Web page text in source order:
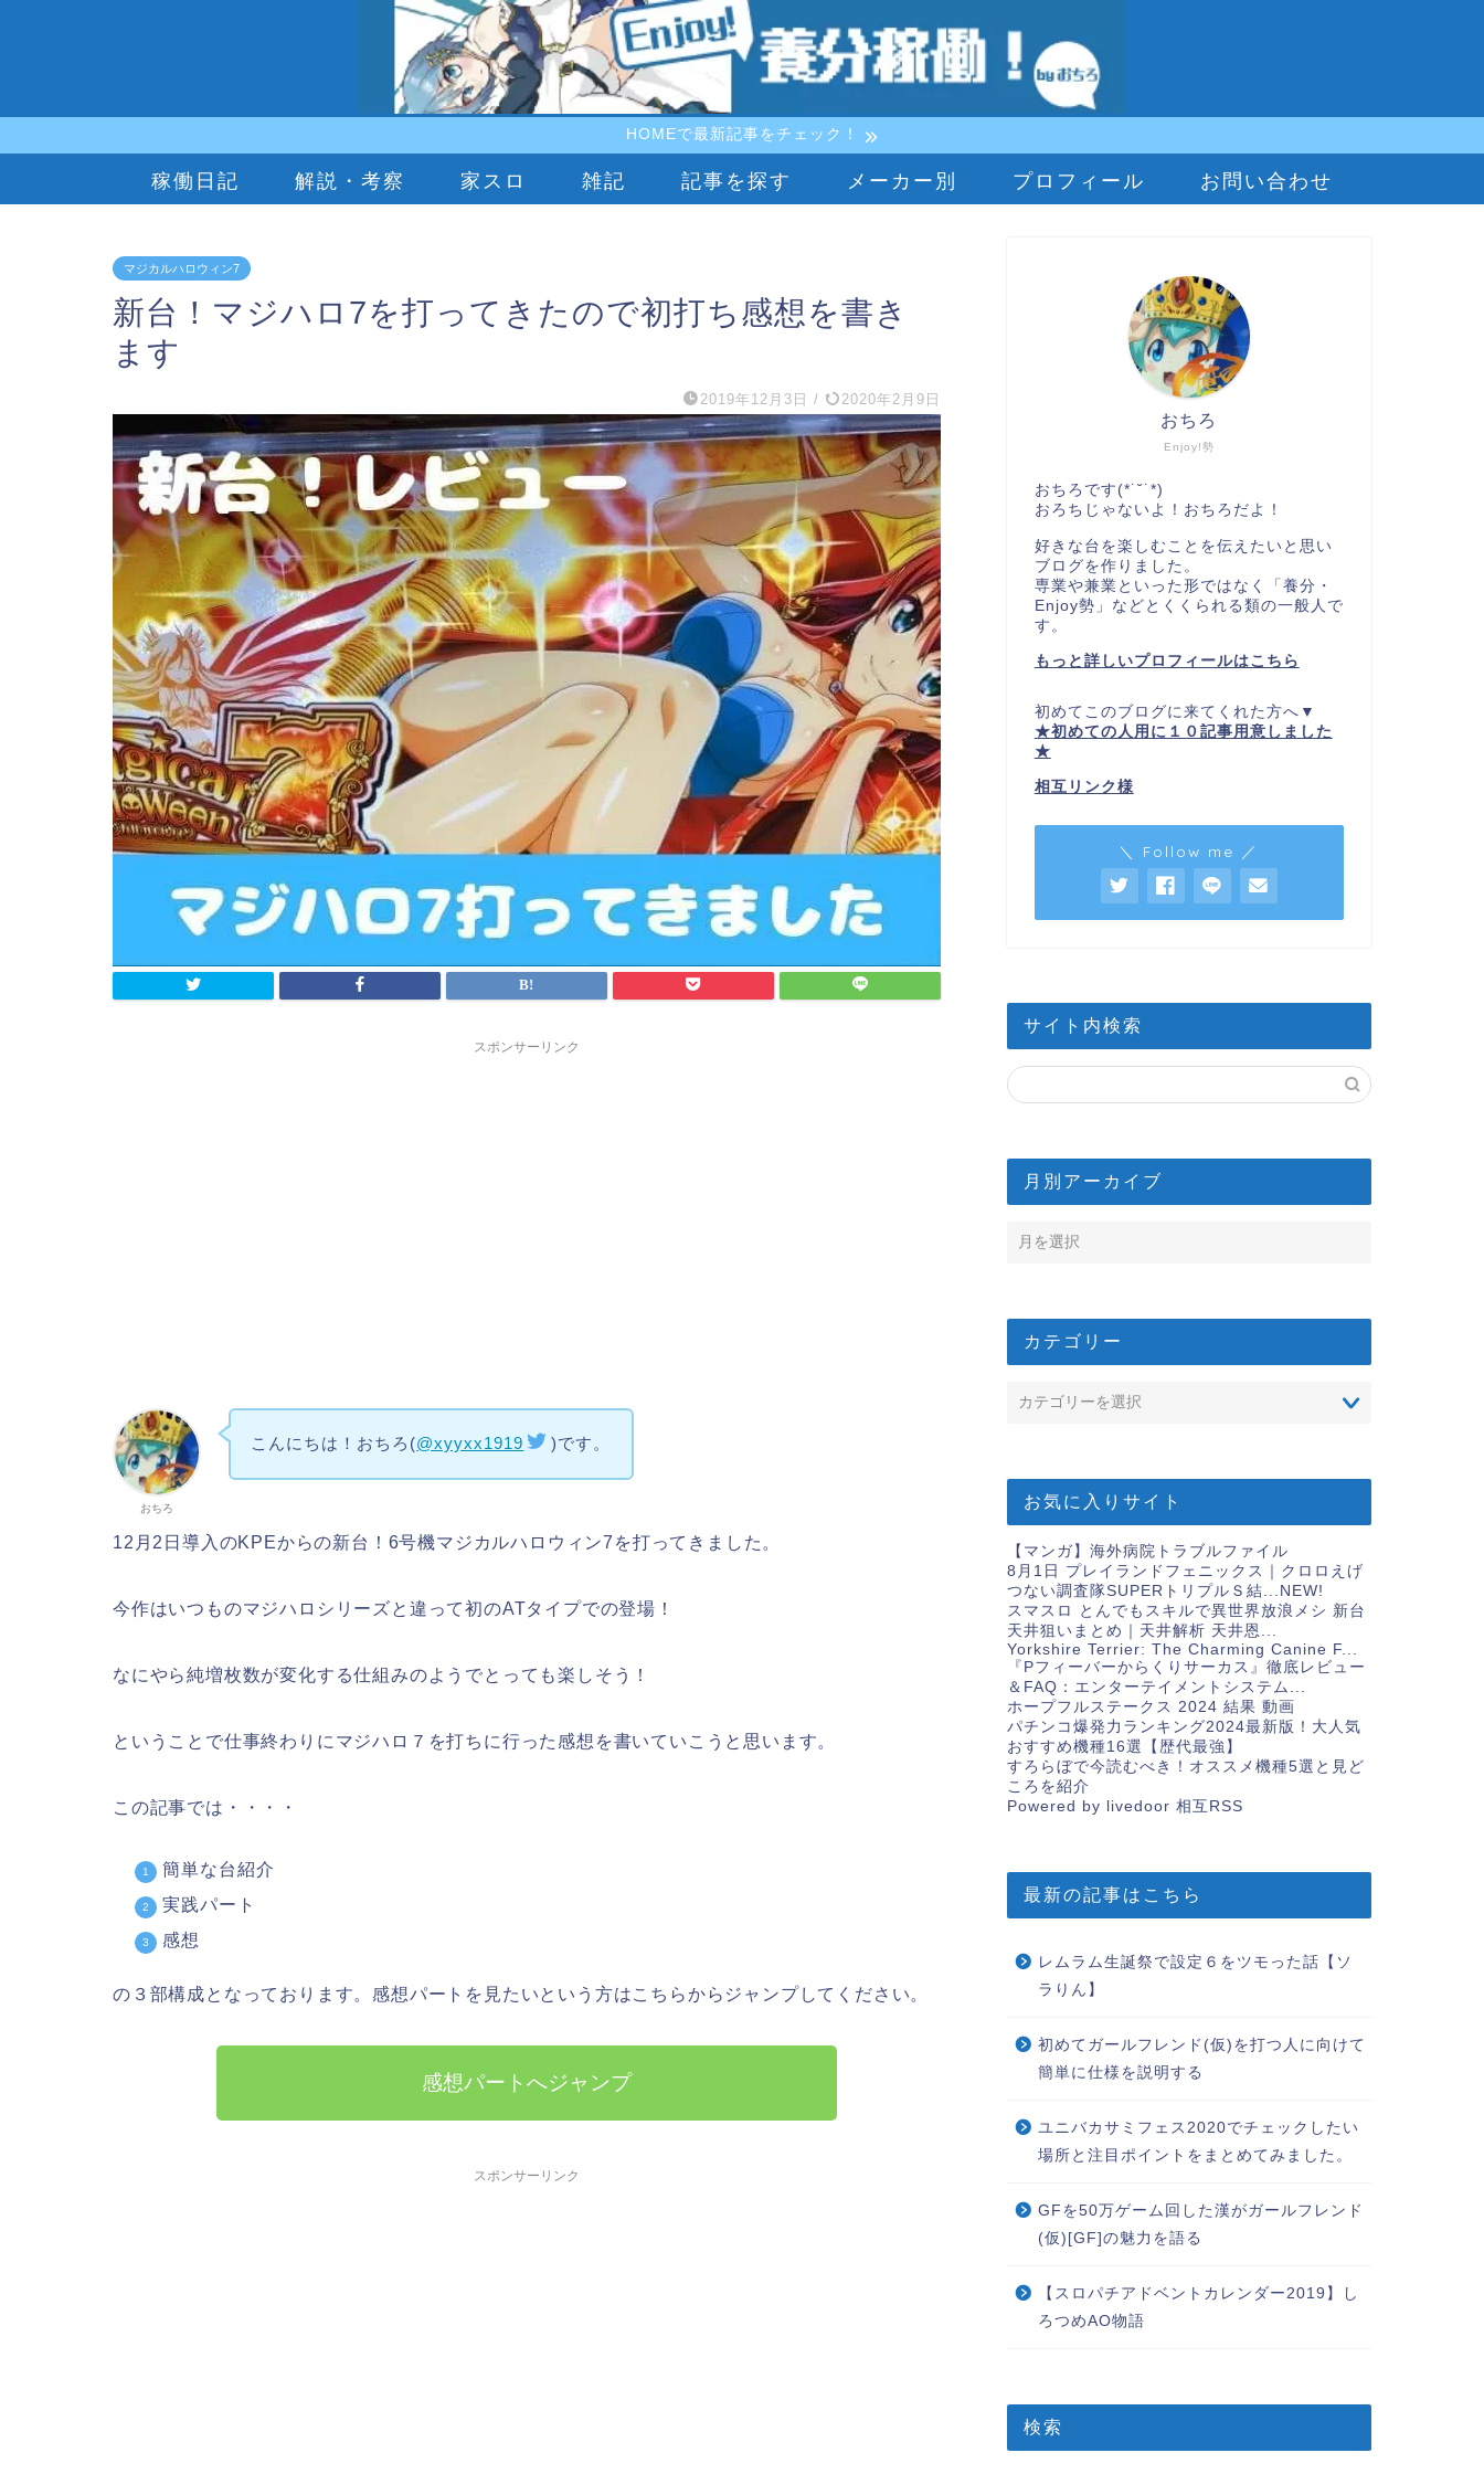
HOMEで最新記事をチェック！
稼働日記 解説・考察 家スロ 雑記 記事を探す メーカー別 プロフィール お問い合わせ
マジカルハロウィン7
新台！マジハロ7を打ってきたので初打ち感想を書き
ます
2019年12月3日 / 2020年2月9日
スポンサーリンク
おちろ
こんにちは！おちろ(@xyyxx1919 )です。
12月2日導入のKPEからの新台！6号機マジカルハロウィン7を打ってきました。
今作はいつものマジハロシリーズと違って初のATタイプでの登場！
なにやら純増枚数が変化する仕組みのようでとっても楽しそう！
ということで仕事終わりにマジハロ７を打ちに行った感想を書いていこうと思います。
この記事では・・・・
簡単な台紹介
実践パート
感想
の３部構成となっております。感想パートを見たいという方はこちらからジャンプしてください。
感想パートへジャンプ
スポンサーリンク
Enjoy!勢
おちろ
おちろです(*˙˘˙*)
おろちじゃないよ！おちろだよ！
好きな台を楽しむことを伝えたいと思い
ブログを作りました。
専業や兼業といった形ではなく「養分・
Enjoy勢」などとくくられる類の一般人で
す。
もっと詳しいプロフィールはこちら
初めてこのブログに来てくれた方へ▼
★初めての人用に１０記事用意しました
★
相互リンク様
＼ Follow me ／
サイト内検索
月別アーカイブ
カテゴリー
お気に入りサイト
【マンガ】海外病院トラブルファイル
8月1日 プレイランドフェニックス｜クロロえげ
つない調査隊SUPERトリプルＳ結...
NEW!
スマスロ とんでもスキルで異世界放浪メシ 新台
天井狙いまとめ｜天井解析 天井恩...
Yorkshire Terrier: The Charming Canine F...
『Pフィーバーからくりサーカス』徹底レビュー
＆FAQ：エンターテイメントシステム...
ホープフルステークス 2024 結果 動画
パチンコ爆発力ランキング2024最新版！大人気
おすすめ機種16選【歴代最強】
すろらぼで今読むべき！オススメ機種5選と見ど
ころを紹介
Powered by livedoor 相互RSS
最新の記事はこちら
レムラム生誕祭で設定６をツモった話【ソ
ラりん】
初めてガールフレンド(仮)を打つ人に向けて
簡単に仕様を説明する
ユニバカサミフェス2020でチェックしたい
場所と注目ポイントをまとめてみました。
GFを50万ゲーム回した漢がガールフレンド
(仮)[GF]の魅力を語る
【スロパチアドベントカレンダー2019】し
ろつめAO物語
検索